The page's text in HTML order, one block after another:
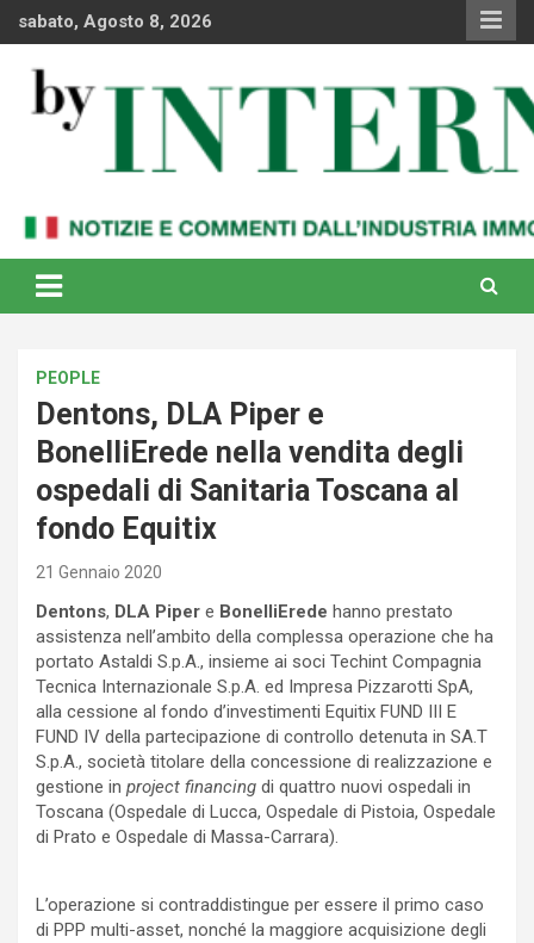
sabato, Agosto 8, 2026
By Internews
internazionale
PEOPLE
Dentons, DLA Piper e
BonelliErede nella vendita degli
ospedali di Sanitaria Toscana al
fondo Equitix
21 Gennaio 2020
Dentons, DLA Piper e BonelliErede hanno prestato
assistenza nell’ambito della complessa operazione che ha
portato Astaldi S.p.A., insieme ai soci Techint Compagnia
Tecnica Internazionale S.p.A. ed Impresa Pizzarotti SpA,
alla cessione al fondo d’investimenti Equitix FUND III E
FUND IV della partecipazione di controllo detenuta in SA.T
S.p.A., società titolare della concessione di realizzazione e
gestione in project financing di quattro nuovi ospedali in
Toscana (Ospedale di Lucca, Ospedale di Pistoia, Ospedale
di Prato e Ospedale di Massa-Carrara).
L’operazione si contraddistingue per essere il primo caso
di PPP multi-asset, nonché la maggiore acquisizione degli